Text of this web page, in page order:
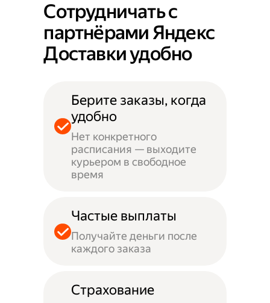
Сотрудничать с
партнёрами Яндекс
Доставки удобно
Берите заказы, когда
удобно
Нет конкретного
расписания — выходите
курьером в свободное
время
Частые выплаты
Получайте деньги после
каждого заказа
Страхование